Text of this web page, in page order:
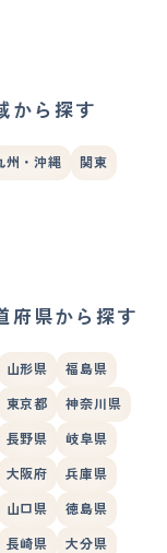
から探す
州・沖縄 関東
府県から探す
山形県 福島県
東京都 神奈川県
長野県 岐阜県
大阪府 兵庫県
山口県 徳島県
長崎県 大分県